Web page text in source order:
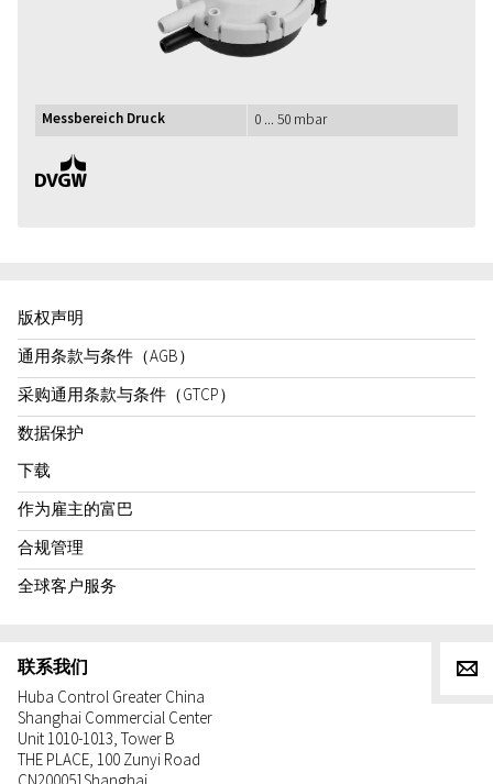
Messbereich Druck 0 ... 50 mbar
DVGW
版权声明
通用条款与条件（AGB）
采购通用条款与条件（GTCP）
数据保护
下载
作为雇主的富巴
合规管理
全球客户服务
联系我们
Huba Control Greater China
Shanghai Commercial Center
Unit 1010-1013, Tower B
THE PLACE, 100 Zunyi Road
g